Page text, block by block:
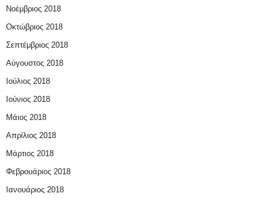
Νοέμβριος 2018
Οκτώβριος 2018
Σεπτέμβριος 2018
Αύγουστος 2018
Ιούλιος 2018
Ιούνιος 2018
Μάιος 2018
Απρίλιος 2018
Μάρτιος 2018
Φεβρουάριος 2018
Ιανουάριος 2018